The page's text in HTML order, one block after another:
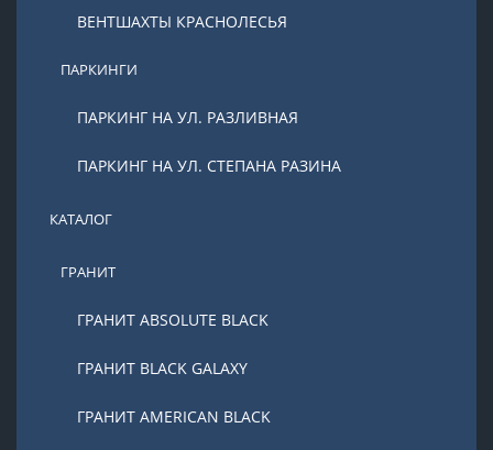
ВЕНТШАХТЫ КРАСНОЛЕСЬЯ
ПАРКИНГИ
ПАРКИНГ НА УЛ. РАЗЛИВНАЯ
ПАРКИНГ НА УЛ. СТЕПАНА РАЗИНА
КАТАЛОГ
ГРАНИТ
ГРАНИТ ABSOLUTE BLACK
ГРАНИТ BLACK GALAXY
ГРАНИТ AMERICAN BLACK